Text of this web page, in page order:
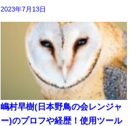
2023年7月13日
嶋村早樹(日本野鳥の会レンジャ
ー)のプロフや経歴！使用ツール